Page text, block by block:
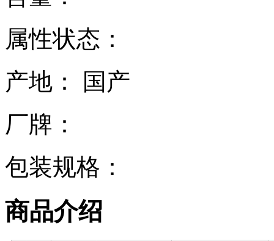
属性状态：
产地： 国产
厂牌：
包装规格：
商品介绍